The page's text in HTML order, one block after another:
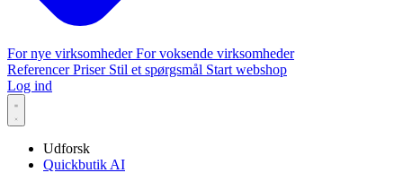
For nye virksomhederFor voksende virksomheder
ReferencerPriser Stil et spørgsmål Start webshop
Log ind
Udforsk
Quickbutik AI